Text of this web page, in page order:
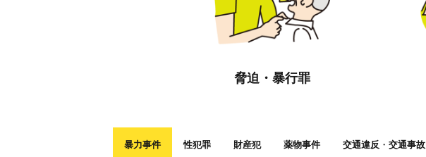
脅迫・暴行罪
暴力事件 性犯罪 財産犯 薬物事件 交通違反 ・ 交通事故